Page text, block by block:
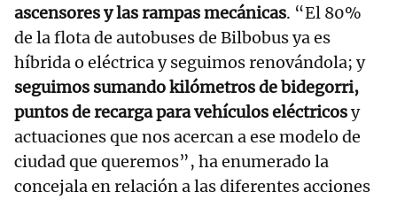
ascensores y las rampas mecánicas. “El 80%
de la flota de autobuses de Bilbobus ya es
híbrida o eléctrica y seguimos renovándola; y
seguimos sumando kilómetros de bidegorri,
puntos de recarga para vehículos eléctricosy
actuaciones que nos acercan a ese modelo de
ciudad que queremos”, ha enumerado la
concejala en relación a las diferentes acciones